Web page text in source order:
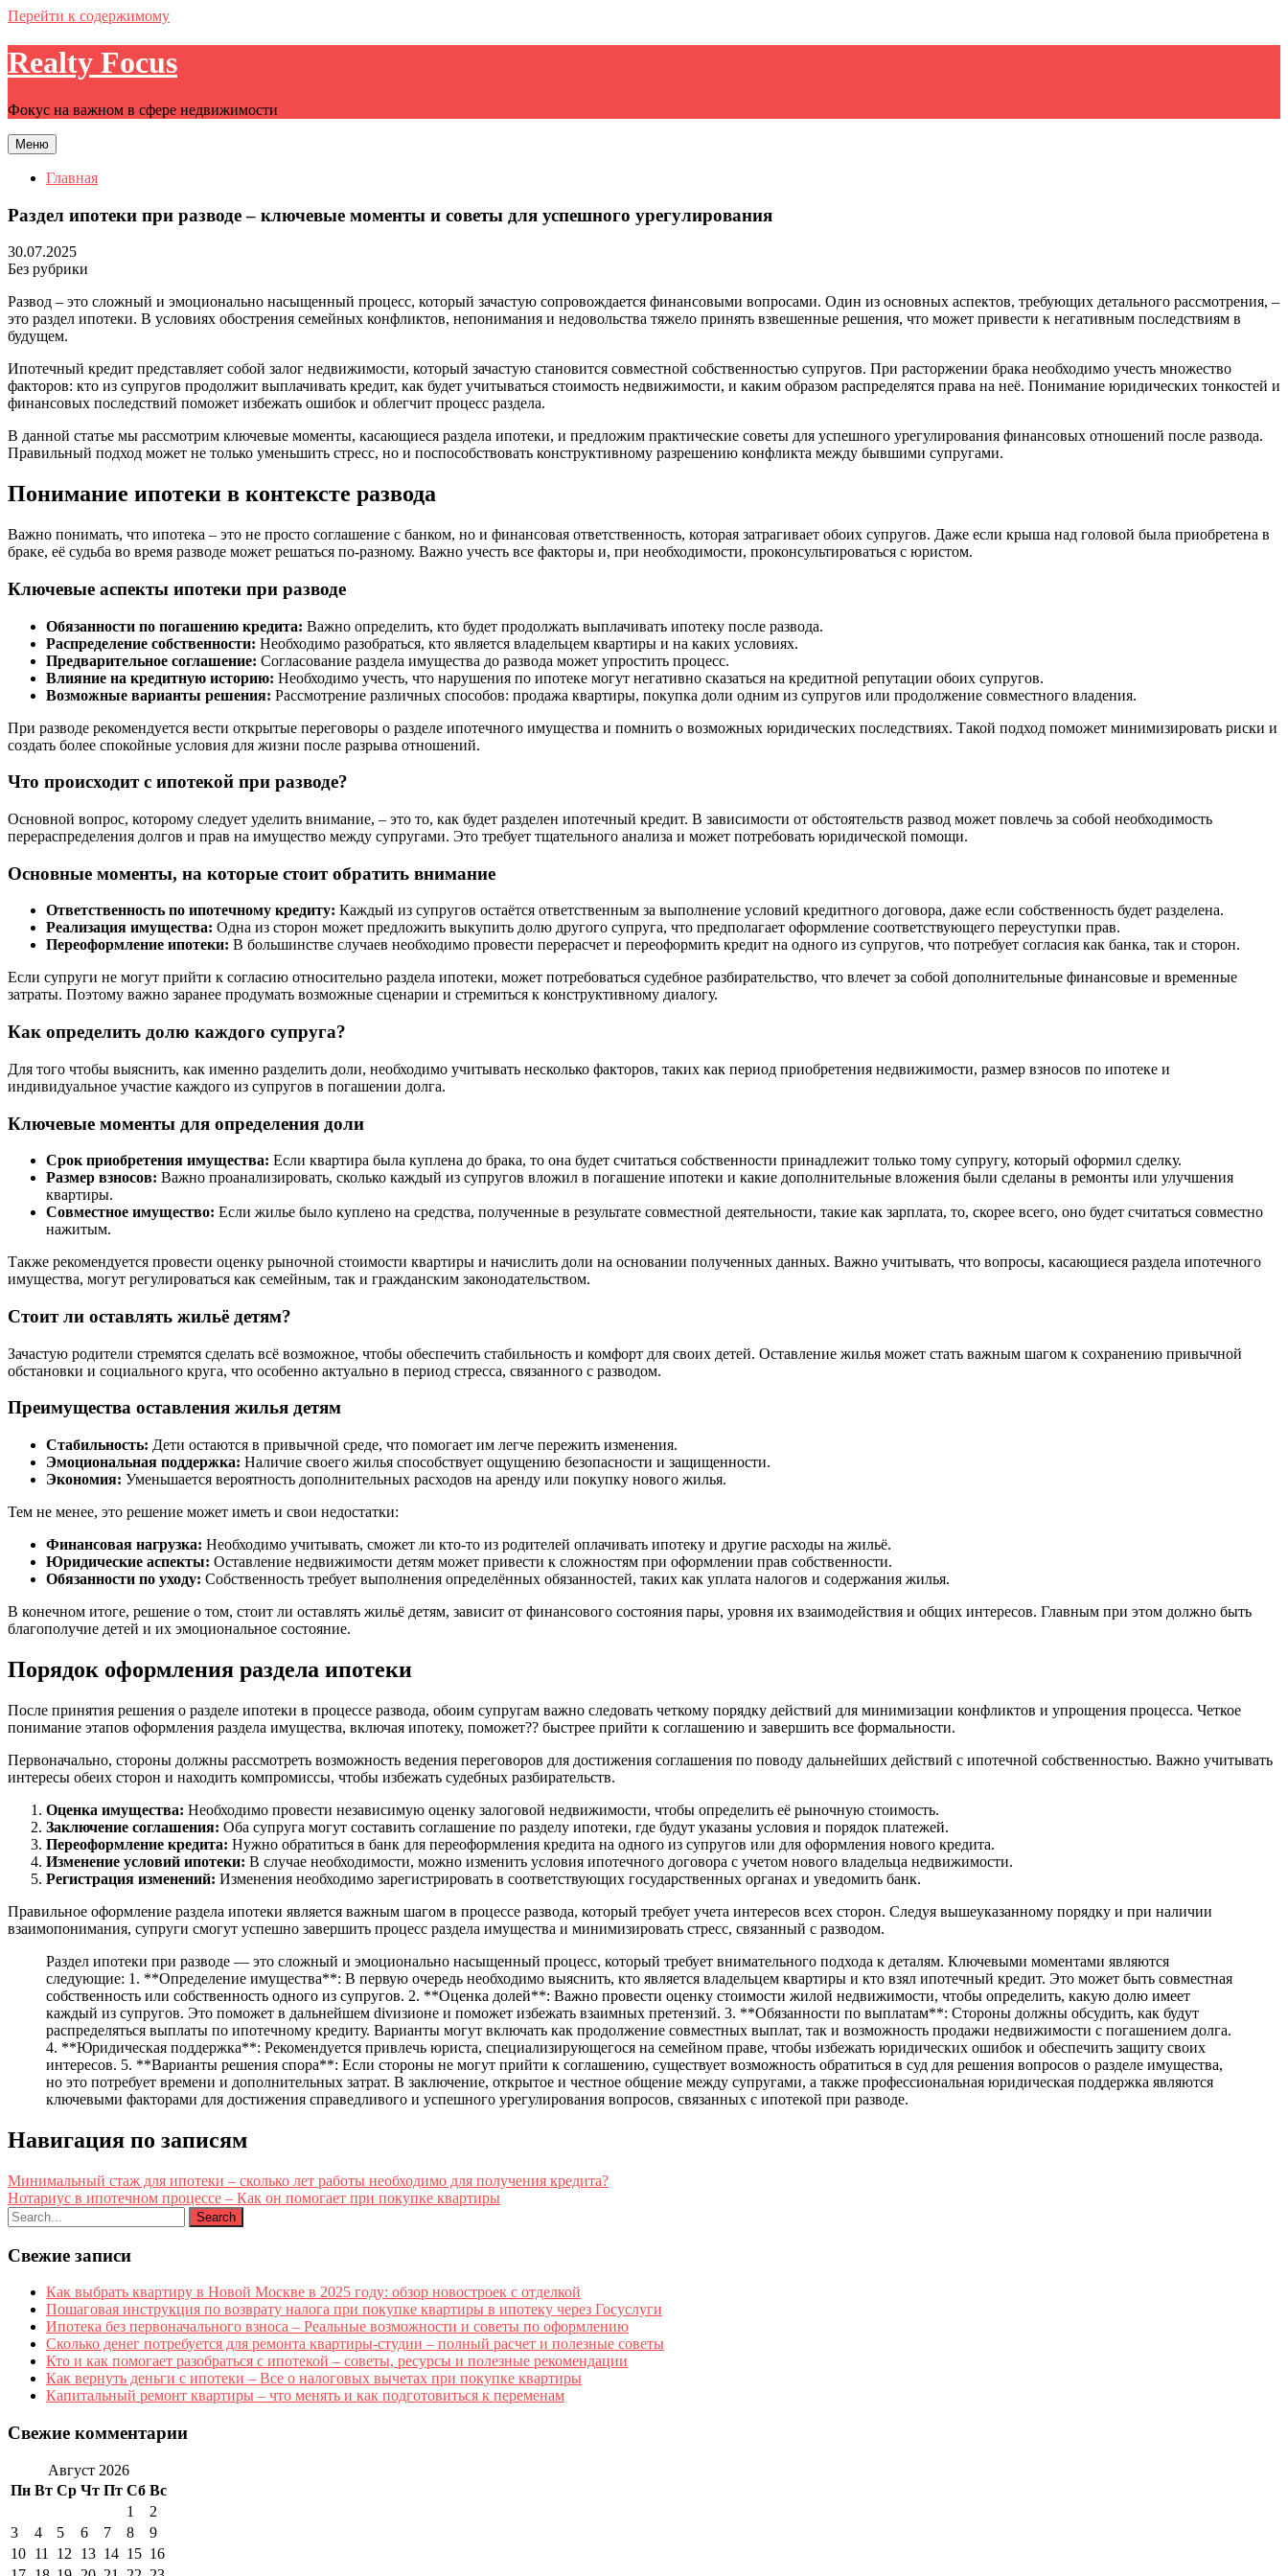
Перейти к содержимому
Realty Focus
Фокус на важном в сфере недвижимости
Меню
Главная
Раздел ипотеки при разводе – ключевые моменты и советы для успешного урегулирования
30.07.2025
Без рубрики
Развод – это сложный и эмоционально насыщенный процесс, который зачастую сопровождается финансовыми вопросами. Один из основных аспектов, требующих детального рассмотрения, –
это раздел ипотеки. В условиях обострения семейных конфликтов, непонимания и недовольства тяжело принять взвешенные решения, что может привести к негативным последствиям в
будущем.
Ипотечный кредит представляет собой залог недвижимости, который зачастую становится совместной собственностью супругов. При расторжении брака необходимо учесть множество
факторов: кто из супругов продолжит выплачивать кредит, как будет учитываться стоимость недвижимости, и каким образом распределятся права на неё. Понимание юридических тонкостей и
финансовых последствий поможет избежать ошибок и облегчит процесс раздела.
В данной статье мы рассмотрим ключевые моменты, касающиеся раздела ипотеки, и предложим практические советы для успешного урегулирования финансовых отношений после развода.
Правильный подход может не только уменьшить стресс, но и поспособствовать конструктивному разрешению конфликта между бывшими супругами.
Понимание ипотеки в контексте развода
Важно понимать, что ипотека – это не просто соглашение с банком, но и финансовая ответственность, которая затрагивает обоих супругов. Даже если крыша над головой была приобретена в
браке, её судьба во время разводе может решаться по-разному. Важно учесть все факторы и, при необходимости, проконсультироваться с юристом.
Ключевые аспекты ипотеки при разводе
Обязанности по погашению кредита: Важно определить, кто будет продолжать выплачивать ипотеку после развода.
Распределение собственности: Необходимо разобраться, кто является владельцем квартиры и на каких условиях.
Предварительное соглашение: Согласование раздела имущества до развода может упростить процесс.
Влияние на кредитную историю: Необходимо учесть, что нарушения по ипотеке могут негативно сказаться на кредитной репутации обоих супругов.
Возможные варианты решения: Рассмотрение различных способов: продажа квартиры, покупка доли одним из супругов или продолжение совместного владения.
При разводе рекомендуется вести открытые переговоры о разделе ипотечного имущества и помнить о возможных юридических последствиях. Такой подход поможет минимизировать риски и
создать более спокойные условия для жизни после разрыва отношений.
Что происходит с ипотекой при разводе?
Основной вопрос, которому следует уделить внимание, – это то, как будет разделен ипотечный кредит. В зависимости от обстоятельств развод может повлечь за собой необходимость
перераспределения долгов и прав на имущество между супругами. Это требует тщательного анализа и может потребовать юридической помощи.
Основные моменты, на которые стоит обратить внимание
Ответственность по ипотечному кредиту: Каждый из супругов остаётся ответственным за выполнение условий кредитного договора, даже если собственность будет разделена.
Реализация имущества: Одна из сторон может предложить выкупить долю другого супруга, что предполагает оформление соответствующего переуступки прав.
Переоформление ипотеки: В большинстве случаев необходимо провести перерасчет и переоформить кредит на одного из супругов, что потребует согласия как банка, так и сторон.
Если супруги не могут прийти к согласию относительно раздела ипотеки, может потребоваться судебное разбирательство, что влечет за собой дополнительные финансовые и временные
затраты. Поэтому важно заранее продумать возможные сценарии и стремиться к конструктивному диалогу.
Как определить долю каждого супруга?
Для того чтобы выяснить, как именно разделить доли, необходимо учитывать несколько факторов, таких как период приобретения недвижимости, размер взносов по ипотеке и
индивидуальное участие каждого из супругов в погашении долга.
Ключевые моменты для определения доли
Срок приобретения имущества: Если квартира была куплена до брака, то она будет считаться собственности принадлежит только тому супругу, который оформил сделку.
Размер взносов: Важно проанализировать, сколько каждый из супругов вложил в погашение ипотеки и какие дополнительные вложения были сделаны в ремонты или улучшения
квартиры.
Совместное имущество: Если жилье было куплено на средства, полученные в результате совместной деятельности, такие как зарплата, то, скорее всего, оно будет считаться совместно
нажитым.
Также рекомендуется провести оценку рыночной стоимости квартиры и начислить доли на основании полученных данных. Важно учитывать, что вопросы, касающиеся раздела ипотечного
имущества, могут регулироваться как семейным, так и гражданским законодательством.
Стоит ли оставлять жильё детям?
Зачастую родители стремятся сделать всё возможное, чтобы обеспечить стабильность и комфорт для своих детей. Оставление жилья может стать важным шагом к сохранению привычной
обстановки и социального круга, что особенно актуально в период стресса, связанного с разводом.
Преимущества оставления жилья детям
Стабильность: Дети остаются в привычной среде, что помогает им легче пережить изменения.
Эмоциональная поддержка: Наличие своего жилья способствует ощущению безопасности и защищенности.
Экономия: Уменьшается вероятность дополнительных расходов на аренду или покупку нового жилья.
Тем не менее, это решение может иметь и свои недостатки:
Финансовая нагрузка: Необходимо учитывать, сможет ли кто-то из родителей оплачивать ипотеку и другие расходы на жильё.
Юридические аспекты: Оставление недвижимости детям может привести к сложностям при оформлении прав собственности.
Обязанности по уходу: Собственность требует выполнения определённых обязанностей, таких как уплата налогов и содержания жилья.
В конечном итоге, решение о том, стоит ли оставлять жильё детям, зависит от финансового состояния пары, уровня их взаимодействия и общих интересов. Главным при этом должно быть
благополучие детей и их эмоциональное состояние.
Порядок оформления раздела ипотеки
После принятия решения о разделе ипотеки в процессе развода, обоим супругам важно следовать четкому порядку действий для минимизации конфликтов и упрощения процесса. Четкое
понимание этапов оформления раздела имущества, включая ипотеку, поможет?? быстрее прийти к соглашению и завершить все формальности.
Первоначально, стороны должны рассмотреть возможность ведения переговоров для достижения соглашения по поводу дальнейших действий с ипотечной собственностью. Важно учитывать
интересы обеих сторон и находить компромиссы, чтобы избежать судебных разбирательств.
Оценка имущества: Необходимо провести независимую оценку залоговой недвижимости, чтобы определить её рыночную стоимость.
Заключение соглашения: Оба супруга могут составить соглашение по разделу ипотеки, где будут указаны условия и порядок платежей.
Переоформление кредита: Нужно обратиться в банк для переоформления кредита на одного из супругов или для оформления нового кредита.
Изменение условий ипотеки: В случае необходимости, можно изменить условия ипотечного договора с учетом нового владельца недвижимости.
Регистрация изменений: Изменения необходимо зарегистрировать в соответствующих государственных органах и уведомить банк.
Правильное оформление раздела ипотеки является важным шагом в процессе развода, который требует учета интересов всех сторон. Следуя вышеуказанному порядку и при наличии
взаимопонимания, супруги смогут успешно завершить процесс раздела имущества и минимизировать стресс, связанный с разводом.
Раздел ипотеки при разводе — это сложный и эмоционально насыщенный процесс, который требует внимательного подхода к деталям. Ключевыми моментами являются
следующие: 1. **Определение имущества**: В первую очередь необходимо выяснить, кто является владельцем квартиры и кто взял ипотечный кредит. Это может быть совместная
собственность или собственность одного из супругов. 2. **Оценка долей**: Важно провести оценку стоимости жилой недвижимости, чтобы определить, какую долю имеет
каждый из супругов. Это поможет в дальнейшем divизионе и поможет избежать взаимных претензий. 3. **Обязанности по выплатам**: Стороны должны обсудить, как будут
распределяться выплаты по ипотечному кредиту. Варианты могут включать как продолжение совместных выплат, так и возможность продажи недвижимости с погашением долга.
4. **Юридическая поддержка**: Рекомендуется привлечь юриста, специализирующегося на семейном праве, чтобы избежать юридических ошибок и обеспечить защиту своих
интересов. 5. **Варианты решения спора**: Если стороны не могут прийти к соглашению, существует возможность обратиться в суд для решения вопросов о разделе имущества,
но это потребует времени и дополнительных затрат. В заключение, открытое и честное общение между супругами, а также профессиональная юридическая поддержка являются
ключевыми факторами для достижения справедливого и успешного урегулирования вопросов, связанных с ипотекой при разводе.
Навигация по записям
Минимальный стаж для ипотеки – сколько лет работы необходимо для получения кредита?
Нотариус в ипотечном процессе – Как он помогает при покупке квартиры
Свежие записи
Как выбрать квартиру в Новой Москве в 2025 году: обзор новостроек с отделкой
Пошаговая инструкция по возврату налога при покупке квартиры в ипотеку через Госуслуги
Ипотека без первоначального взноса – Реальные возможности и советы по оформлению
Сколько денег потребуется для ремонта квартиры-студии – полный расчет и полезные советы
Кто и как помогает разобраться с ипотекой – советы, ресурсы и полезные рекомендации
Как вернуть деньги с ипотеки – Все о налоговых вычетах при покупке квартиры
Капитальный ремонт квартиры – что менять и как подготовиться к переменам
Свежие комментарии
Август 2026
Пн Вт Ср Чт Пт Сб Вс
1
2
3
4 5 6 7 8
9
10 11 12 13 14 15 16